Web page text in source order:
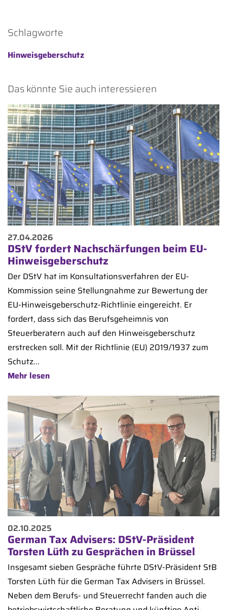
Schlagworte
Hinweisgeberschutz
Das könnte Sie auch interessieren
27.04.2026
DStV fordert Nachschärfungen beim EU-
Hinweisgeberschutz
Der DStV hat im Konsultationsverfahren der EU-
Kommission seine Stellungnahme zur Bewertung der
EU-Hinweisgeberschutz-Richtlinie eingereicht. Er
fordert, dass sich das Berufsgeheimnis von
Steuerberatern auch auf den Hinweisgeberschutz
erstrecken soll. Mit der Richtlinie (EU) 2019/1937 zum
Schutz...
Mehr lesen
02.10.2025
German Tax Advisers: DStV-Präsident
Torsten Lüth zu Gesprächen in Brüssel
Insgesamt sieben Gespräche führte DStV-Präsident StB
Torsten Lüth für die German Tax Advisers in Brüssel.
Neben dem Berufs- und Steuerrecht fanden auch die